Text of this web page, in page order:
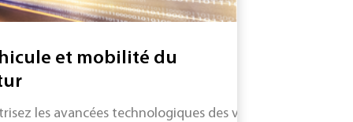
et mobilité du
les avancées technologiques des véhicules et